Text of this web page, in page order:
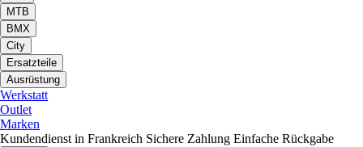
MTB
BMX
City
Ersatzteile
Ausrüstung
Werkstatt
Outlet
Marken
Kundendienst in Frankreich Sichere Zahlung Einfache Rückgabe